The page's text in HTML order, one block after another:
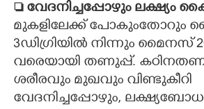
 വേദനിച്ചപ്പോഴും ലക്ഷ്യം
മുകളിലേക്ക് പോകുംതോറും
3ഡിഗ്രിയിൽ നിന്നും മൈനസ്
വരെയായി തണുപ്പ്.
ശരീരവും മുഖവും വിണ്ടുകീറി
വേദനിച്ചപ്പോഴും, ലക്ഷ്യബോധം